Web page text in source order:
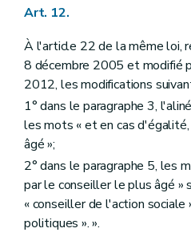
Art. 12.
À l'article 22 de la même loi,
8 décembre 2005 et modifié
2012, les modifications
1° dans le paragraphe 3,
les mots « et en cas
âgé »;
2° dans le paragraphe 5, les
par le conseiller le plus âgé »
« conseiller de l'action
politiques ». ».